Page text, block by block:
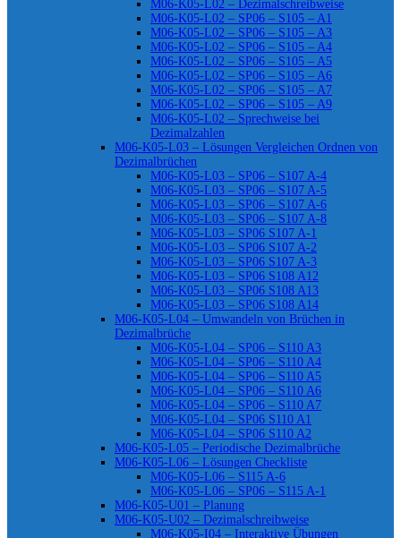
M06-K05-L02 – Dezimalschreibweise
M06-K05-L02 – SP06 – S105 – A1
M06-K05-L02 – SP06 – S105 – A3
M06-K05-L02 – SP06 – S105 – A4
M06-K05-L02 – SP06 – S105 – A5
M06-K05-L02 – SP06 – S105 – A6
M06-K05-L02 – SP06 – S105 – A7
M06-K05-L02 – SP06 – S105 – A9
M06-K05-L02 – Sprechweise bei
Dezimalzahlen
M06-K05-L03 – Lösungen Vergleichen Ordnen von
Dezimalbrüchen
M06-K05-L03 – SP06 – S107 A-4
M06-K05-L03 – SP06 – S107 A-5
M06-K05-L03 – SP06 – S107 A-6
M06-K05-L03 – SP06 – S107 A-8
M06-K05-L03 – SP06 S107 A-1
M06-K05-L03 – SP06 S107 A-2
M06-K05-L03 – SP06 S107 A-3
M06-K05-L03 – SP06 S108 A12
M06-K05-L03 – SP06 S108 A13
M06-K05-L03 – SP06 S108 A14
M06-K05-L04 – Umwandeln von Brüchen in
Dezimalbrüche
M06-K05-L04 – SP06 – S110 A3
M06-K05-L04 – SP06 – S110 A4
M06-K05-L04 – SP06 – S110 A5
M06-K05-L04 – SP06 – S110 A6
M06-K05-L04 – SP06 – S110 A7
M06-K05-L04 – SP06 S110 A1
M06-K05-L04 – SP06 S110 A2
M06-K05-L05 – Periodische Dezimalbrüche
M06-K05-L06 – Lösungen Checkliste
M06-K05-L06 – S115 A-6
M06-K05-L06 – SP06 – S115 A-1
M06-K05-U01 – Planung
M06-K05-U02 – Dezimalschreibweise
M06-K05-I04 – Interaktive Übungen